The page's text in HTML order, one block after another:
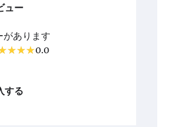
ュー
があります
0.0
する